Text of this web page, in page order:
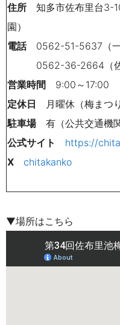
住所 知多市佐布里台3-
園）
電話0562-51-5637（一
0562-36-2664（佐布
営業時間 9:00～17:00
定休日 月曜休（梅まつ
駐車場有（公共交通機関
公式サイト
https://
X
chitakanko
▼場所はこちら